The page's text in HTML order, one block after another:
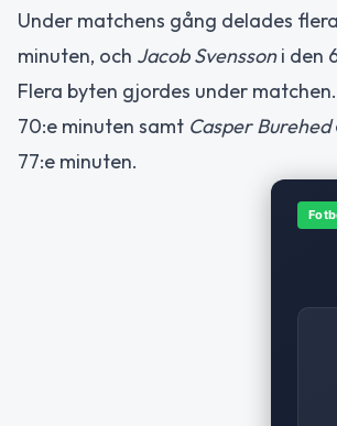
Under matchens gång delades
minuten, och Jacob Svenssoni den
Flera byten gjordes under
70:e minuten samt Casper Burehed
77:e minuten.